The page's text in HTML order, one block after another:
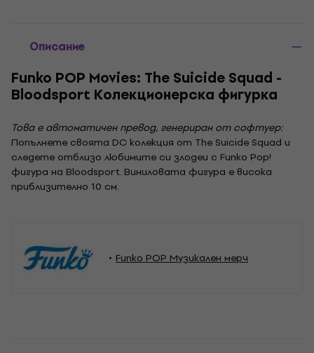
Описание
Funko POP Movies: The Suicide Squad -
Bloodsport Колекционерска фигурка
Това е автоматичен превод, генериран от софтуер:
Попълнете своята DC колекция от The Suicide Squad и
следете отблизо любимите си злодеи с Funko Pop!
фигура на Bloodsport. Виниловата фигура е висока
приблизително 10 см.
Funko POP Музикален мерч